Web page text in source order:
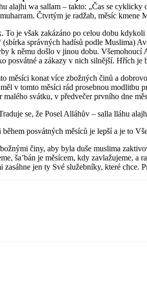
alajhi wa sallam – takto: „Čas se
Čtvrtým je radžab, měsíc kmene
je však zakázáno po celou dobu
správných hadísů podle Muslima)
k němu došlo v jinou dobu. Všemohoucí
a zákazy v nich silnější. Hřích je
měsíci konat více zbožných činů a
v tomto měsíci rád prosebnou modlitbu
svátku, v předvečer prvního dne
se, že Posel Alláhův – salla lláhu
posvátných měsíců je lepší a je to
činy, aby byla duše muslima
ša’bán je měsícem, kdy zavlažujeme,
jen ty Své služebníky, které chce.